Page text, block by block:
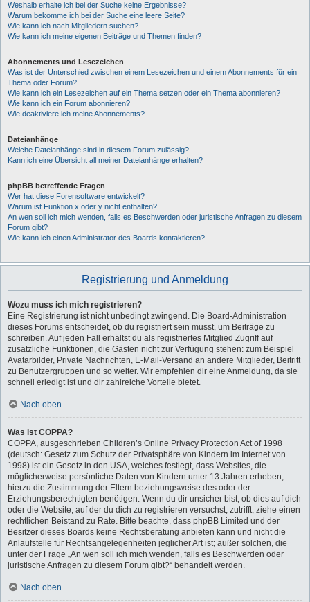
Weshalb erhalte ich bei der Suche keine Ergebnisse?
Warum bekomme ich bei der Suche eine leere Seite?
Wie kann ich nach Mitgliedern suchen?
Wie kann ich meine eigenen Beiträge und Themen finden?
Abonnements und Lesezeichen
Was ist der Unterschied zwischen einem Lesezeichen und einem Abonnements für ein
Thema oder Forum?
Wie kann ich ein Lesezeichen auf ein Thema setzen oder ein Thema abonnieren?
Wie kann ich ein Forum abonnieren?
Wie deaktiviere ich meine Abonnements?
Dateianhänge
Welche Dateianhänge sind in diesem Forum zulässig?
Kann ich eine Übersicht all meiner Dateianhänge erhalten?
phpBB betreffende Fragen
Wer hat diese Forensoftware entwickelt?
Warum ist Funktion x oder y nicht enthalten?
An wen soll ich mich wenden, falls es Beschwerden oder juristische Anfragen zu diesem
Forum gibt?
Wie kann ich einen Administrator des Boards kontaktieren?
Registrierung und Anmeldung
Wozu muss ich mich registrieren?
Eine Registrierung ist nicht unbedingt zwingend. Die Board-Administration
dieses Forums entscheidet, ob du registriert sein musst, um Beiträge zu
schreiben. Auf jeden Fall erhältst du als registriertes Mitglied Zugriff auf
zusätzliche Funktionen, die Gästen nicht zur Verfügung stehen: zum Beispiel
Avatarbilder, Private Nachrichten, E-Mail-Versand an andere Mitglieder, Beitritt
zu Benutzergruppen und so weiter. Wir empfehlen dir eine Anmeldung, da sie
schnell erledigt ist und dir zahlreiche Vorteile bietet.
Nach oben
Was ist COPPA?
COPPA, ausgeschrieben Children’s Online Privacy Protection Act of 1998
(deutsch: Gesetz zum Schutz der Privatsphäre von Kindern im Internet von
1998) ist ein Gesetz in den USA, welches festlegt, dass Websites, die
möglicherweise persönliche Daten von Kindern unter 13 Jahren erheben,
hierzu die Zustimmung der Eltern beziehungsweise des oder der
Erziehungsberechtigten benötigen. Wenn du dir unsicher bist, ob dies auf dich
oder die Website, auf der du dich zu registrieren versuchst, zutrifft, ziehe einen
rechtlichen Beistand zu Rate. Bitte beachte, dass phpBB Limited und der
Besitzer dieses Boards keine Rechtsberatung anbieten kann und nicht die
Anlaufstelle für Rechtsangelegenheiten jeglicher Art ist; außer solchen, die
unter der Frage „An wen soll ich mich wenden, falls es Beschwerden oder
juristische Anfragen zu diesem Forum gibt?“ behandelt werden.
Nach oben